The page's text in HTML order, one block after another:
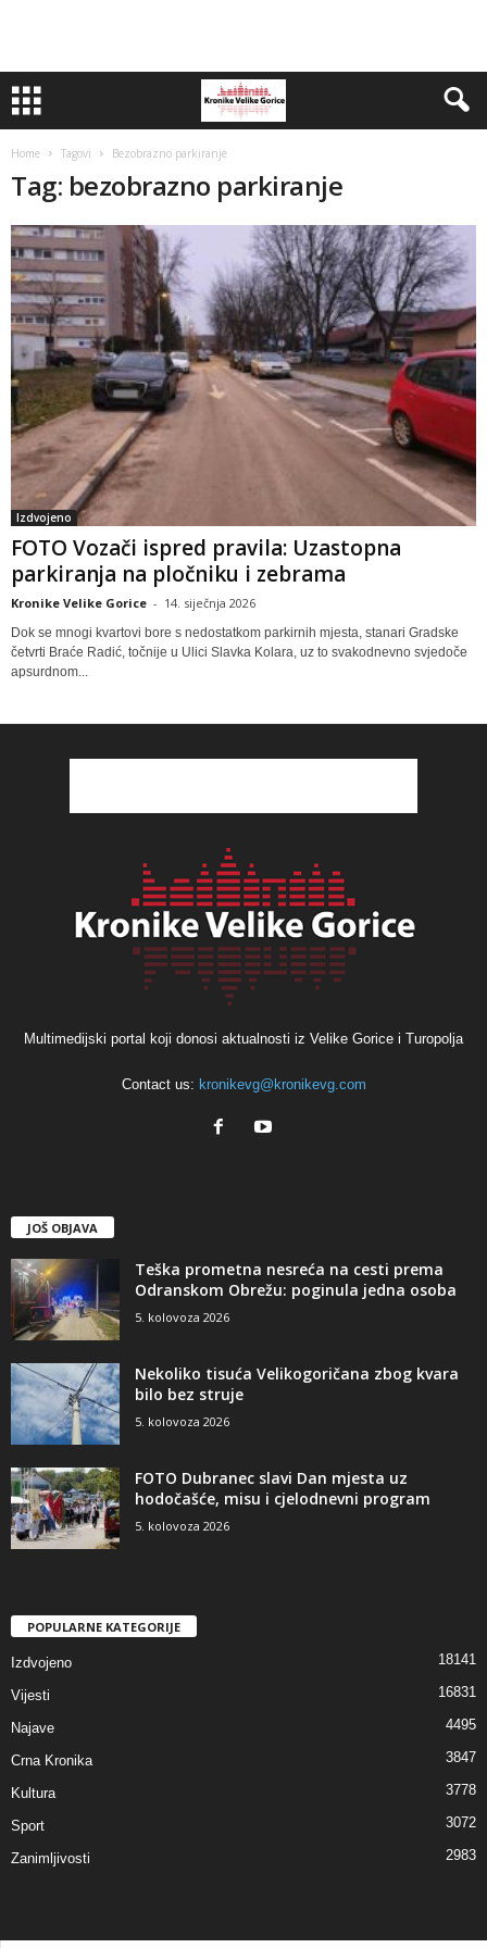
Home Tagovi Bezobrazno parkiranje
Tag: bezobrazno parkiranje
Izdvojeno
FOTO Vozači ispred pravila: Uzastopna
parkiranja na pločniku i zebrama
Kronike Velike Gorice - 14. siječnja 2026
Dok se mnogi kvartovi bore s nedostatkom parkirnih mjesta, stanari Gradske
četvrti Braće Radić, točnije u Ulici Slavka Kolara, uz to svakodnevno svjedoče
apsurdnom...
Multimedijski portal koji donosi aktualnosti iz Velike Gorice i Turopolja
Contact us: kronikevg@kronikevg.com
JOŠ OBJAVA
Teška prometna nesreća na cesti prema
Odranskom Obrežu: poginula jedna osoba
5. kolovoza 2026
Nekoliko tisuća Velikogoričana zbog kvara
bilo bez struje
5. kolovoza 2026
FOTO Dubranec slavi Dan mjesta uz
hodočašće, misu i cjelodnevni program
5. kolovoza 2026
POPULARNE KATEGORIJE
Izdvojeno 18141
Vijesti 16831
Najave 4495
Crna Kronika 3847
Kultura 3778
Sport 3072
Zanimljivosti 2983